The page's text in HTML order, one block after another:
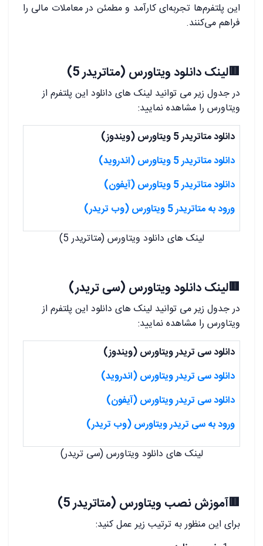
این پلتفرم‌ها تجربه‌ای کارآمد و مطمئن در معاملات مالی را
فراهم می‌کنند.
🟥لینک دانلود ویتاورس (متاتریدر 5)
در جدول زیر می توانید لینک های دانلود این پلتفرم از
ویتاورس را مشاهده نمایید:
دانلود متاتریدر 5 ویتاورس (ویندوز)
دانلود متاتریدر 5 ویتاورس (اندروید)
دانلود متاتریدر 5 ویتاورس (آیفون)
ورود به متاتریدر 5 ویتاورس (وب تریدر)
لینک های دانلود ویتاورس (متاتریدر 5)
🟥لینک دانلود ویتاورس (سی تریدر)
در جدول زیر می توانید لینک های دانلود این پلتفرم از
ویتاورس را مشاهده نمایید:
دانلود سی تریدر ویتاورس (ویندوز)
دانلود سی تریدر ویتاورس (اندروید)
دانلود سی تریدر ویتاورس (آیفون)
ورود به سی تریدر ویتاورس (وب تریدر)
لینک های دانلود ویتاورس (سی تریدر)
🟥آموزش نصب ویتاورس (متاتریدر 5)
برای این منظور به ترتیب زیر عمل کنید: